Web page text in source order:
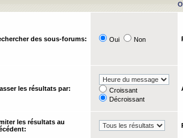
des sous-forums: Oui Non
les résultats par:
Croissant
Décroissant
les résultats au